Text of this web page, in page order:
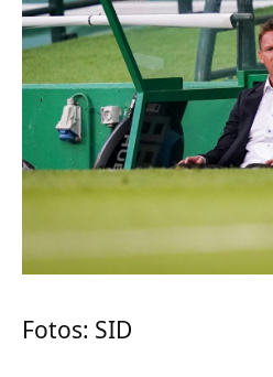
Fotos: SID